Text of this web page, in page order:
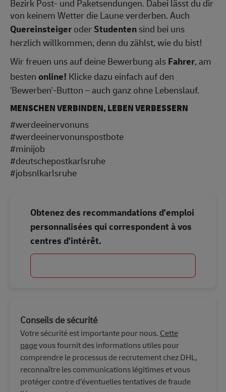
Bezirk Post- und Paketsendungen. Dabei lässt du dir
von keinem Wetter die Laune verderben. Auch
QuereinsteigeroderStudentensind bei uns
herzlich willkommen, denn du zählst, wie du bist!
Wir freuen uns auf deine Bewerbung alsFahrer, am
bestenonline! Klicke dazu einfach auf den
'Bewerben'-Button – auch ganz ohne Lebenslauf.
MENSCHEN VERBINDEN, LEBEN VERBESSERN
#werdeeinervonuns
#werdeeinervonunspostbote
#minijob
#deutschepostkarlsruhe
#jobsnlkarlsruhe
Obtenez des recommandations d'emploi
personnalisées qui correspondent à vos
centres d'intérêt.
Conseils de sécurité
Votre sécurité est importante pour nous. Cette
pagevous fournit des informations utiles pour
comprendre le processus de recrutement chez DHL,
reconnaître les communications légitimes et vous
protéger contre d’éventuelles tentatives de fraude